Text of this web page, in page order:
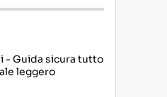
- Guida sicura tutto
leggero